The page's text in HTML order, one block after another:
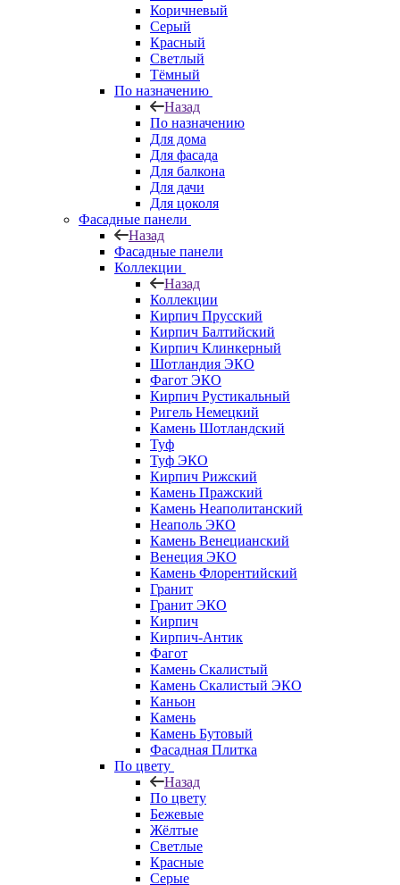
Коричневый
Серый
Красный
Светлый
Тёмный
По назначению
Назад
По назначению
Для дома
Для фасада
Для балкона
Для дачи
Для цоколя
Фасадные панели
Назад
Фасадные панели
Коллекции
Назад
Коллекции
Кирпич Прусский
Кирпич Балтийский
Кирпич Клинкерный
Шотландия ЭКО
Фагот ЭКО
Кирпич Рустикальный
Ригель Немецкий
Камень Шотландский
Туф
Туф ЭКО
Кирпич Рижский
Камень Пражский
Камень Неаполитанский
Неаполь ЭКО
Камень Венецианский
Венеция ЭКО
Камень Флорентийский
Гранит
Гранит ЭКО
Кирпич
Кирпич-Антик
Фагот
Камень Скалистый
Камень Скалистый ЭКО
Каньон
Камень
Камень Бутовый
Фасадная Плитка
По цвету
Назад
По цвету
Бежевые
Жёлтые
Светлые
Красные
Серые